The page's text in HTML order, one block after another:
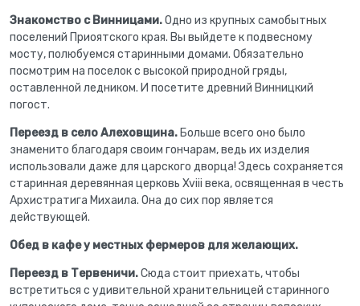
Знакомство с Винницами.Одно из крупных самобытных
поселений Приоятского края. Вы выйдете к подвесному
мосту, полюбуемся старинными домами. Обязательно
посмотрим на поселок с высокой природной гряды,
оставленной ледником. И посетите древний Винницкий
погост.
Переезд в село Алеховщина. Больше всего оно было
знаменито благодаря своим гончарам, ведь их изделия
использовали даже для царского дворца! Здесь сохраняется
старинная деревянная церковь Xviii века, освященная в честь
Архистратига Михаила. Она до сих пор является
действующей.
Обед в кафе у местных фермеров для желающих.
Переезд в Тервеничи.Сюда стоит приехать, чтобы
встретиться с удивительной хранительницей старинного